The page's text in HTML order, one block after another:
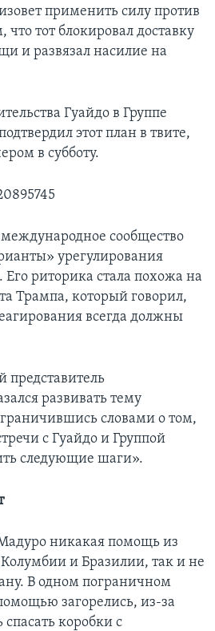
применить силу против
что тот блокировал доставку
и развязал насилие на
Гуайдо в Группе
этот план в твите,
в субботу.
сообщество
урегулирования
Его риторика стала похожа на
Трампа, который говорил,
всегда должны
представитель
развивать тему
словами о том,
с Гуайдо и Группой
следующие шаги».
никакая помощь из
Колумбии и Бразилии, так и не
В одном пограничном
загорелись, из-за
спасать коробки с